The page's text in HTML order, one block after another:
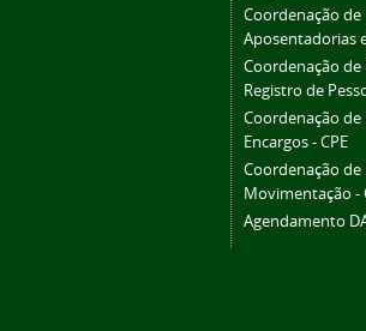
Coordenação de
Aposentadorias
Coordenação de
Registro de
Coordenação
Encargos - CPE
Coordenação de
Movimentação -
Agendamento